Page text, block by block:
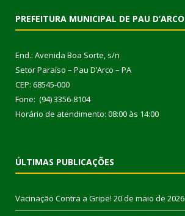
PREFEITURA MUNICIPAL DE PAU D’ARCO
End.: Avenida Boa Sorte, s/n
Setor Paraíso – Pau D’Arco – PA
CEP: 68545-000
Fone: (94) 3356-8104
Horário de atendimento: 08:00 às 14:00
ÚLTIMAS PUBLICAÇÕES
Vacinação Contra a Gripe! 20 de maio de 2026